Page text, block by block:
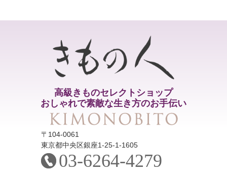
高級きものセレクトショップ
おしゃれで素敵な生き方のお手伝い
〒104-0061
東京都中央区銀座1-25-1-1605
03-6264-4279